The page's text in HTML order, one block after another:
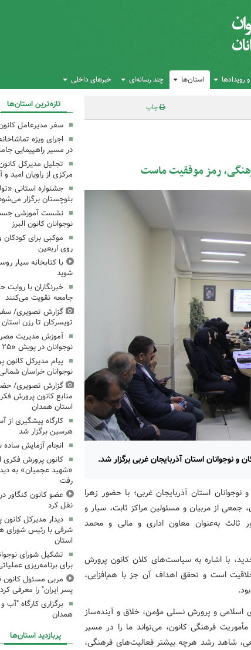
رویدادها استان‌ها چند رسانه‌ای خبرهای داخلی
چاپ
رمز موفقیت ماست
نوجوانان استان آذربایجان غربی برگزار شد.
استان آذربایجان غربی؛ با حضور زهرا
جمعی از مربیان و مسئولین مراکز ثابت، سیار و
ثالث به‌عنوان معاون اداری و مالی و محمد
با اشاره به سیاست‌های کلان کانون پرورش
است و تحقق اهداف آن جز با هم‌افزایی،
و پرورش نسلی مؤمن، خلاق و آینده‌ساز
فرهنگی کانون، می‌تواند ما را در مسیر
شاهد رشد هرچه بیشتر فعالیت‌های فرهنگی،
تازه‌ترین استان‌ها
سفر مدیرعامل
اجرای ویژه
در مسیر راهپیمایی
تجلیل مدیرکل
مرکزی از راویان امید و
جشنواره استانی
بلوچستان برگزار
نشست آموزشی
نوجوانان کانون البرز
موکبی برای کودکان
روی اربعین
با کتابخانه سیار
شوید
خبرنگاران با روایت
جامعه تقویت می‌کنند
گزارش تصویری/ سفر
تویسرکان تا رزن
آموزش مدیریت
نوجوانان در پویش «۲۵ درجه؛ قرار همدلی»
پیام مدیرکل
نوجوانان خراسان
گزارش تصویری/
منابع کانون پرورش
استان همدان
کارگاه پیشگیری از
هرسین برگزار شد
انجام آزمایش ساده
کانون پرورش فکری
«شهید عجمیان» به
رفت
عضو کانون کنگاور
نقل کرد
دیدار مدیرکل
شرقی با رئیس شورای
استان
تشکیل شورای
برای برنامه‌ریزی
مربی مسئول کانون
پسر ایران" را معرفی کرد
همدان
پربازدید استان‌ها